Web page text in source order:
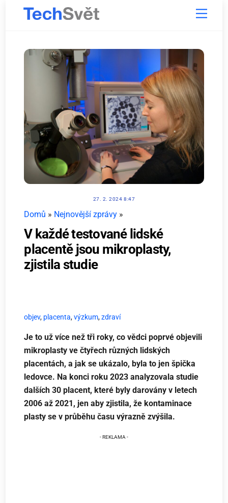
Menu
27. 2. 2024 8:47
Domů » Nejnovější zprávy »
V každé testované lidské
placentě jsou mikroplasty,
zjistila studie
objev, placenta,výzkum,zdraví
Je to už více než tři roky, co vědci poprvé objevili
mikroplasty ve čtyřech různých lidských
placentách, a jak se ukázalo, byla to jen špička
ledovce. Na konci roku 2023 analyzovala studie
dalších 30 placent, které byly darovány v letech
2006 až 2021, jen aby zjistila, že kontaminace
plasty se v průběhu času výrazně zvýšila.